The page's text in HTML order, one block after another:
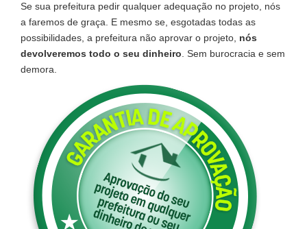
Se sua prefeitura pedir qualquer adequação no projeto, nós
a faremos de graça. E mesmo se, esgotadas todas as
possibilidades, a prefeitura não aprovar o projeto, nós
devolveremos todo o seu dinheiro . Sem burocracia e sem
demora.